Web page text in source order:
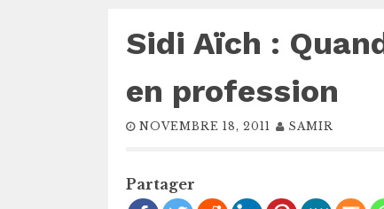
Sidi Aïch :
en profession
NOVEMBRE 18, 2011 SAMIR
Partager